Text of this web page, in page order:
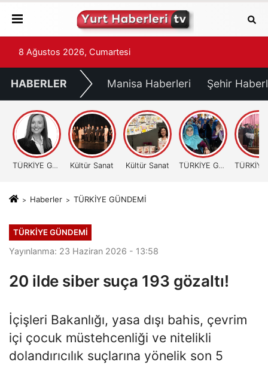
8 Ağustos 2026, Cumartesi
HABERLER Manisa Haberleri Şehir
TÜRKİYE GÜNDEMİ Kültür Sanat Kültür Sanat TÜRKİYE GÜNDEMİ
Haberler TÜRKİYE GÜNDEMİ
TÜRKİYE GÜNDEMİ
Yayınlanma: 23 Haziran 2026 - 13:58
20 ilde siber suça 193 gözaltı!
İçişleri Bakanlığı, yasa dışı bahis, çevrim
içi çocuk müstehcenliği ve nitelikli
dolandırıcılık suçlarına yönelik son 5